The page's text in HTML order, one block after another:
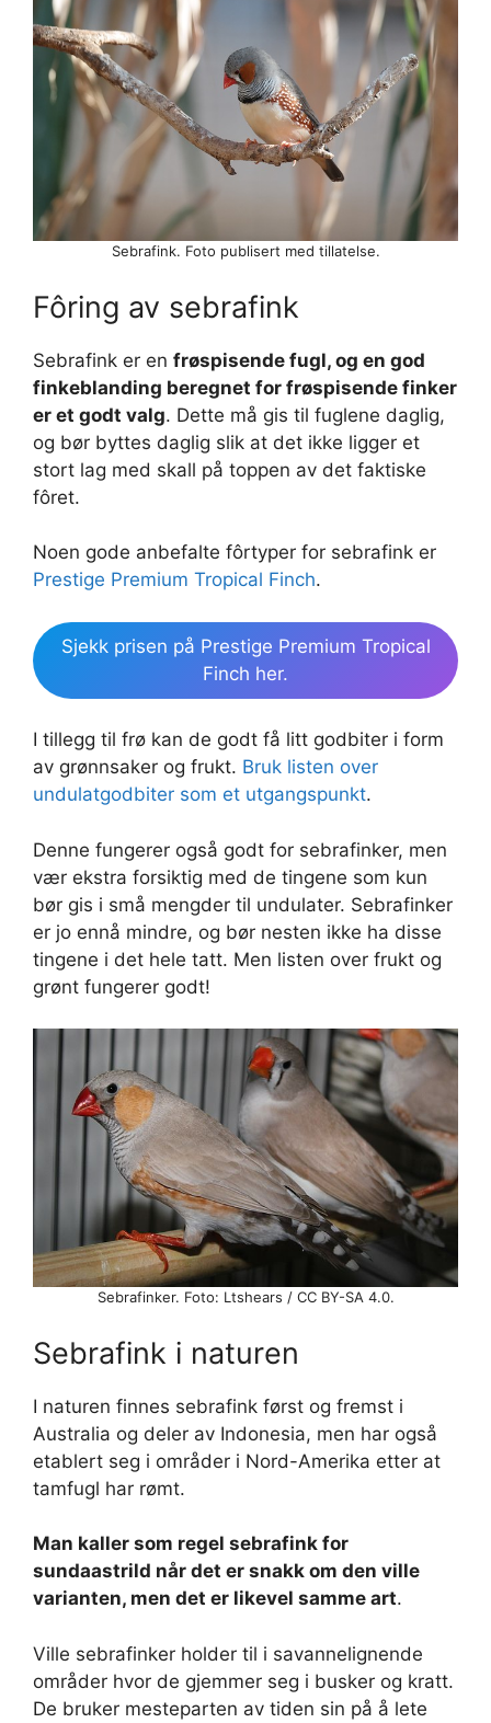
Sebrafink. Foto publisert med tillatelse.
Fôring av sebrafink
Sebrafink er en frøspisende fugl, og en god
finkeblanding beregnet for frøspisende finker
er et godt valg. Dette må gis til fuglene daglig,
og bør byttes daglig slik at det ikke ligger et
stort lag med skall på toppen av det faktiske
fôret.
Noen gode anbefalte fôrtyper for sebrafink er
Prestige Premium Tropical Finch.
Sjekk prisen på Prestige Premium Tropical
Finch her.
I tillegg til frø kan de godt få litt godbiter i form
av grønnsaker og frukt. Bruk listen over
undulatgodbiter som et utgangspunkt.
Denne fungerer også godt for sebrafinker, men
vær ekstra forsiktig med de tingene som kun
bør gis i små mengder til undulater. Sebrafinker
er jo ennå mindre, og bør nesten ikke ha disse
tingene i det hele tatt. Men listen over frukt og
grønt fungerer godt!
Sebrafinker. Foto: Ltshears / CC BY-SA 4.0.
Sebrafink i naturen
I naturen finnes sebrafink først og fremst i
Australia og deler av Indonesia, men har også
etablert seg i områder i Nord-Amerika etter at
tamfugl har rømt.
Man kaller som regel sebrafink for
sundaastrild når det er snakk om den ville
varianten, men det er likevel samme art.
Ville sebrafinker holder til i savannelignende
områder hvor de gjemmer seg i busker og kratt.
De bruker mesteparten av tiden sin på å lete